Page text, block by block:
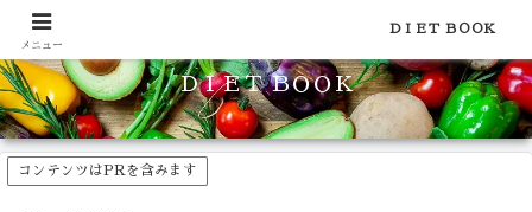
食品のカロリーや糖質などの栄養素がわかる！健康やダイエットに
ＤＩＥＴ ＢＯＯＫ
コンテンツはPRを含みます
メニュー
ＤＩＥＴ ＢＯＯＫ